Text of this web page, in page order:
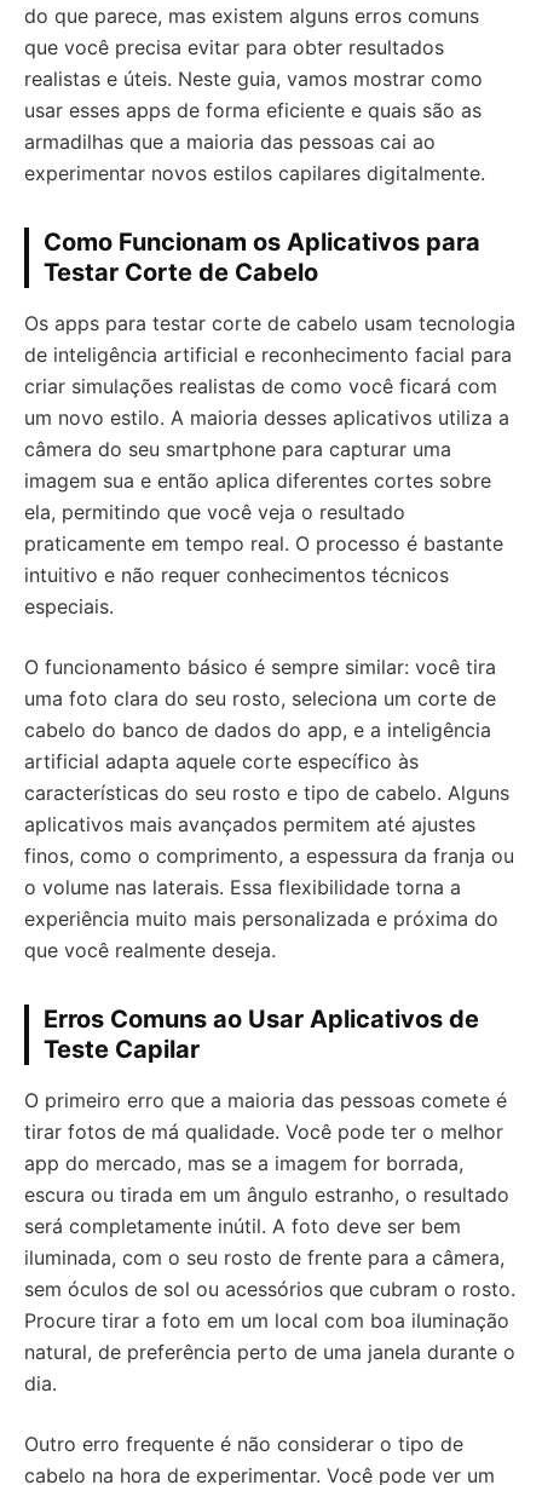
do que parece, mas existem alguns erros comuns
que você precisa evitar para obter resultados
realistas e úteis. Neste guia, vamos mostrar como
usar esses apps de forma eficiente e quais são as
armadilhas que a maioria das pessoas cai ao
experimentar novos estilos capilares digitalmente.
Como Funcionam os Aplicativos para
Testar Corte de Cabelo
Os apps para testar corte de cabelo usam tecnologia
de inteligência artificial e reconhecimento facial para
criar simulações realistas de como você ficará com
um novo estilo. A maioria desses aplicativos utiliza a
câmera do seu smartphone para capturar uma
imagem sua e então aplica diferentes cortes sobre
ela, permitindo que você veja o resultado
praticamente em tempo real. O processo é bastante
intuitivo e não requer conhecimentos técnicos
especiais.
O funcionamento básico é sempre similar: você tira
uma foto clara do seu rosto, seleciona um corte de
cabelo do banco de dados do app, e a inteligência
artificial adapta aquele corte específico às
características do seu rosto e tipo de cabelo. Alguns
aplicativos mais avançados permitem até ajustes
finos, como o comprimento, a espessura da franja ou
o volume nas laterais. Essa flexibilidade torna a
experiência muito mais personalizada e próxima do
que você realmente deseja.
Erros Comuns ao Usar Aplicativos de
Teste Capilar
O primeiro erro que a maioria das pessoas comete é
tirar fotos de má qualidade. Você pode ter o melhor
app do mercado, mas se a imagem for borrada,
escura ou tirada em um ângulo estranho, o resultado
será completamente inútil. A foto deve ser bem
iluminada, com o seu rosto de frente para a câmera,
sem óculos de sol ou acessórios que cubram o rosto.
Procure tirar a foto em um local com boa iluminação
natural, de preferência perto de uma janela durante o
dia.
Outro erro frequente é não considerar o tipo de
cabelo na hora de experimentar. Você pode ver um